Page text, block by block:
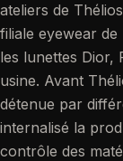
ateliers de
filiale eyewear de
les lunettes Dior,
usine. Avant
détenue par
internalisé la
contrôle des